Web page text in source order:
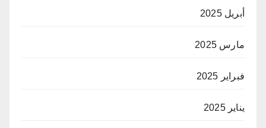
أبريل 2025
مارس 2025
فبراير 2025
يناير 2025